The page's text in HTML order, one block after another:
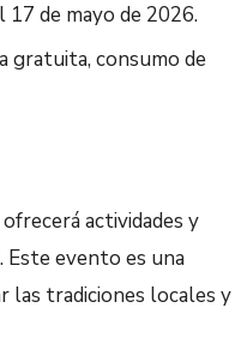
de mayo de 2026.
gratuita, consumo de
actividades y
Este evento es una
las tradiciones locales y